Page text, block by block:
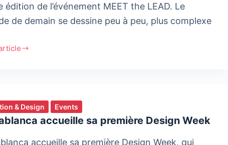
édition de l’événement MEET the LEAD. Le
de demain se dessine peu à peu, plus complexe
& Design Events
accueille sa première Design Week
accueille sa première Design Week, qui